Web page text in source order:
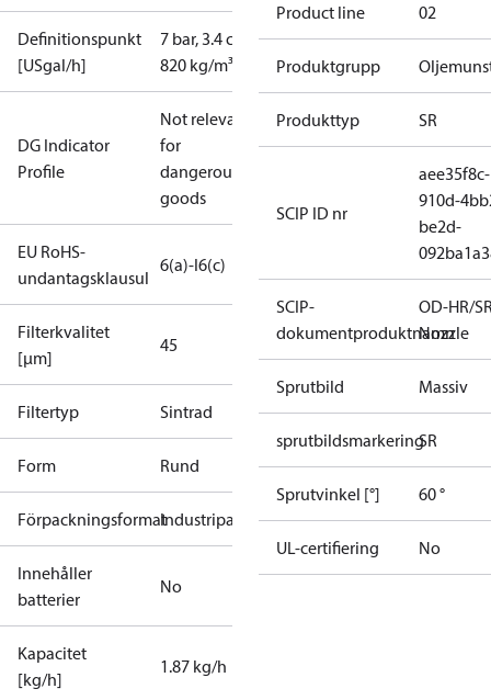
Definitionspunkt
[USgal/h]
7 bar, 3.4 cSt,
820 kg/m³
DG Indicator
Profile
Not relevant
for
dangerous
goods
EU RoHS-
undantagsklausul
6(a)-I6(c)
Filterkvalitet
[µm]
45
Filtertyp Sintrad
Form Rund
FörpackningsformatIndustripack
Innehåller
batterier
No
Kapacitet
[kg/h]
1.87 kg/h
Product line 02
Produktgrupp
Produkttyp SR
SCIP ID nr
aee35f8c-
910d-
be2d-
SCIP-
dokumentproduktnamn
OD-HR/
Nozzle
Sprutbild Massiv
sprutbildsmarkeringSR
Sprutvinkel [°] 60 °
UL-certifiering No